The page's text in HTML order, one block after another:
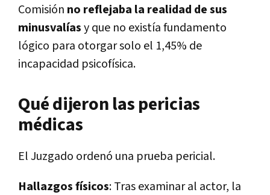
Comisión no reflejaba la realidad de sus
minusvalíasy que no existía fundamento
lógico para otorgar solo el 1,45% de
incapacidad psicofísica.
Qué dijeron las pericias
médicas
El Juzgado ordenó una prueba pericial.
Hallazgos físicos: Tras examinar al actor, la